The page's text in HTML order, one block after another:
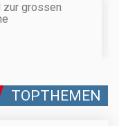
grossen
TOPTHEMEN